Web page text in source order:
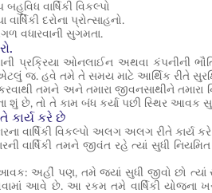
વાર્ષિકી વિકલ્પો
દરોના પ્રોત્સાહનો.
વધારવાની સુગમતા.
પ્રક્રિયા ઓનલાઈન અથવા
જ. હવે તમે તે સમય માટે આર્થિક રીતે
તમને અને તમારા જીવનસાથીને તમારા
શું છે, તો તે કામ બંધ કર્યા પછી સ્થિર આવક
કાર્ય કરે છે
વાર્ષિકી વિકલ્પો અલગ અલગ રીતે
તમને જીવંત રહે ત્યાં સુધી નિયમિત
અહીં પણ, તમે જ્યાં સુધી જીવો છો ત્યાં
આવે છે. આ રકમ તમે વાર્ષિકી યોજના